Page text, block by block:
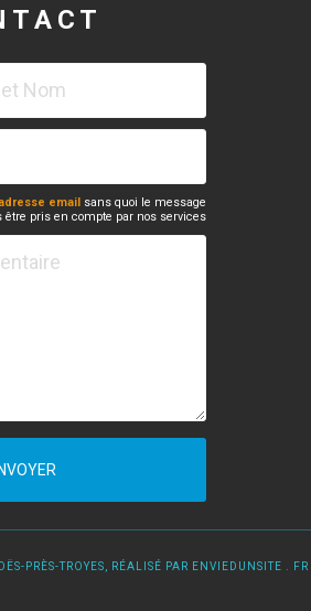
email sans quoi le message
être pris en compte par nos services
PRÈS-TROYES, RÉALISÉ PAR ENVIEDUNSITE . FR